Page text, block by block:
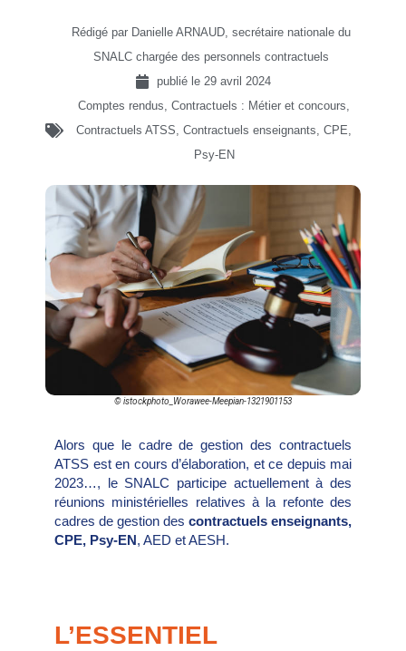
Rédigé par Danielle ARNAUD, secrétaire nationale du
SNALC chargée des personnels contractuels
publié le 29 avril 2024
Comptes rendus, Contractuels : Métier et concours,
Contractuels ATSS, Contractuels enseignants, CPE,
Psy-EN
© istockphoto_Worawee-Meepian-1321901153
Alors que le cadre de gestion des contractuels
ATSS est en cours d’élaboration, et ce depuis mai
2023…, le SNALC participe actuellement à des
réunions ministérielles relatives à la refonte des
cadres de gestion des contractuels enseignants,
CPE, Psy-EN, AED et AESH.
L’ESSENTIEL